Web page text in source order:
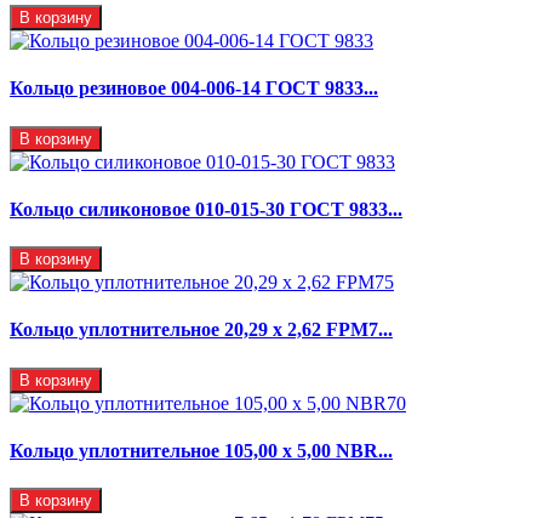
В корзину
Кольцо резиновое 004-006-14 ГОСТ 9833...
В корзину
Кольцо силиконовое 010-015-30 ГОСТ 9833...
В корзину
Кольцо уплотнительное 20,29 x 2,62 FPM7...
В корзину
Кольцо уплотнительное 105,00 х 5,00 NBR...
В корзину